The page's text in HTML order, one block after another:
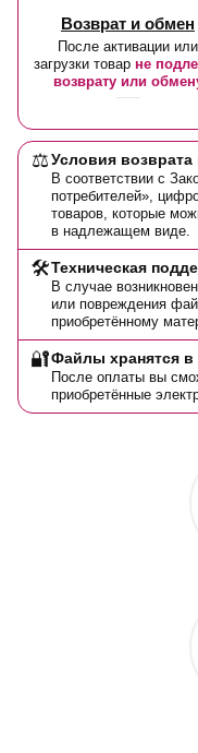
Возврат и обмен
После активации или
загрузки товар не
возврату или
⚖️Условия
В соответствии с
потребителей»,
товаров, которые
в надлежащем виде.
🛠️Техническая
В случае
или повреждения
приобретённому
🔐Файлы хранятся в
После оплаты вы
приобретённые